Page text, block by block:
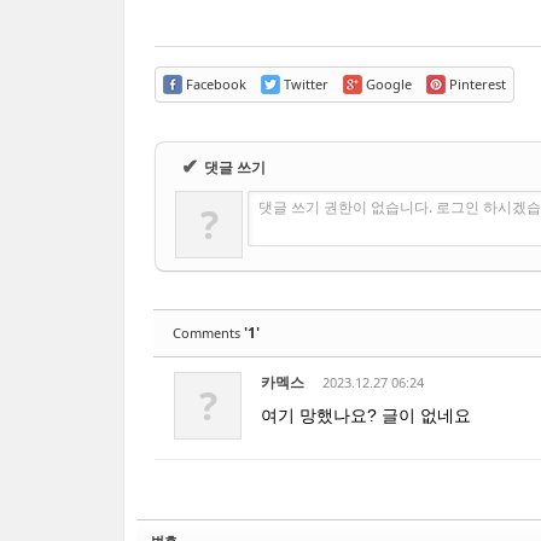
Facebook Twitter Google Pinterest
✔ 댓글 쓰기
? 댓글 쓰기 권한이 없습니다. 로그인 하시겠
Comments '1'
? 카멕스 2023.12.27 06:24
여기 망했나요? 글이 없네요